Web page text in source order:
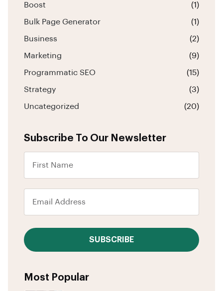
Boost (1)
Bulk Page Generator (1)
Business (2)
Marketing (9)
Programmatic SEO (15)
Strategy (3)
Uncategorized (20)
Subscribe To Our Newsletter
SUBSCRIBE
Most Popular